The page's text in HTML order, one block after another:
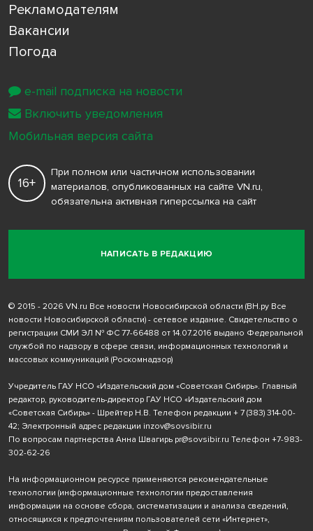
Рекламодателям
Вакансии
Погода
НАПИСАТЬ В РЕДАКЦИЮ
16+
При полном или частичном использовании
материалов, опубликованных на сайте VN.ru,
обязательна активная гиперссылка на сайт
© 2015 - 2026 VN.ru Все новости Новосибирской области (ВН.ру Все
новости Новосибирской области) - сетевое издание. Свидетельство о
регистрации СМИ ЭЛ № ФС 77-66488 от 14.07.2016 выдано Федеральной
службой по надзору в сфере связи, информационных технологий и
массовых коммуникаций (Роскомнадзор)
Учредитель ГАУ НСО «Издательский дом «Советская Сибирь». Главный
редактор, руководитель-директор ГАУ НСО «Издательский дом
«Советская Сибирь» - Шрейтер Н.В. Телефон редакции + 7 (383) 314-00-
42; Электронный адрес редакции inzov@sovsibir.ru
По вопросам партнерства Анна Швагирь pr@sovsibir.ru Телефон +7-983-
302-62-26
На информационном ресурсе применяются рекомендательные
технологии (информационные технологии предоставления
информации на основе сбора, систематизации и анализа сведений,
относящихся к предпочтениям пользователей сети «Интернет»,
e-mail подписка на новости
Включить уведомления
Мобильная версия сайта